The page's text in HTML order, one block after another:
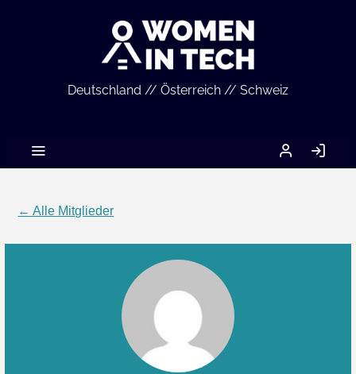
Deutschland // Österreich // Schweiz
MEIN
ACCOUNT
← Alle Mitglieder